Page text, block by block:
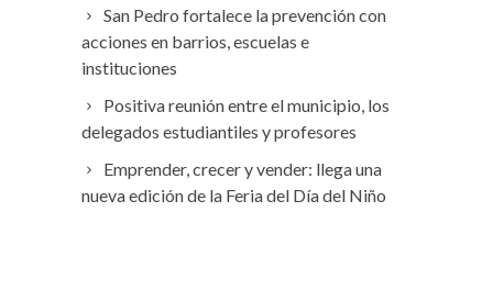
San Pedro fortalece la prevención con
acciones en barrios, escuelas e
instituciones
Positiva reunión entre el municipio, los
delegados estudiantiles y profesores
Emprender, crecer y vender: llega una
nueva edición de la Feria del Día del Niño